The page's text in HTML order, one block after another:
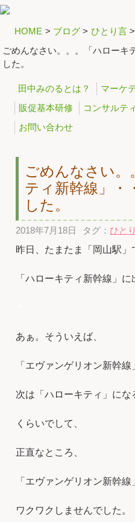
HOME > ブログ > ひとり言 >
ごめんなさい。。。「ハローキ
した。
田中みのるとは？
マーケ
販促基本研修
コンサルテ
お問い合わせ
ごめんなさい。
ティ新幹線」・
した。
2018年7月18日 タグ：ひと
昨日、たまたま「岡山駅」
「ハローキティ新幹線」に
あぁ。そういえば、
「エヴァンゲリオン新幹線
次は「ハローキティ」にな
くらいでして、
正直なところ、
「エヴァンゲリオン新幹線
ワクワクしませんでした。